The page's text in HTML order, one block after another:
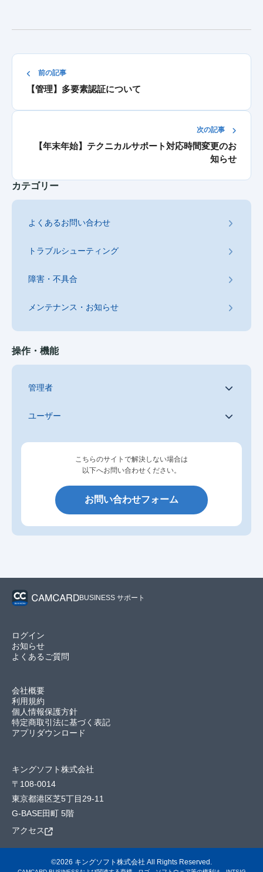
カテゴリー
よくあるお問い合わせ
トラブルシューティング
障害・不具合
メンテナンス・お知らせ
操作・機能
管理者
ユーザー
こちらのサイトで解決しない場合は
以下へお問い合わせください。
お問い合わせフォーム
前の記事
【管理】多要素認証について
次の記事
【年末年始】テクニカルサポート対応時間変更のお
知らせ
BUSINESS サポート
ログイン
お知らせ
よくあるご質問
会社概要
利用規約
個人情報保護方針
特定商取引法に基づく表記
アプリダウンロード
キングソフト株式会社
〒108-0014
東京都港区芝5丁目29-11
G-BASE田町 5階
アクセス
©2026 キングソフト株式会社 All Rights Reserved.